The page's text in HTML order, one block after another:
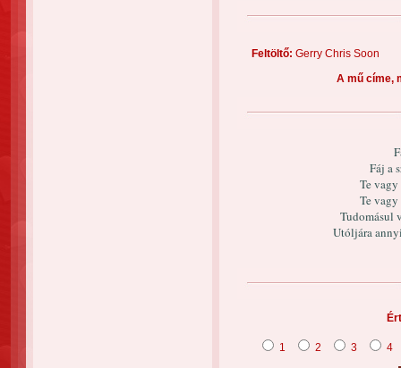
Feltöltő: Gerry Chris
A mű címe,
Fáj a
Te
Te
Tudomásul
Utóljára
1 2 3 4